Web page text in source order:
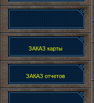
ЗАКАЗ карты
ЗАКАЗ отчетов